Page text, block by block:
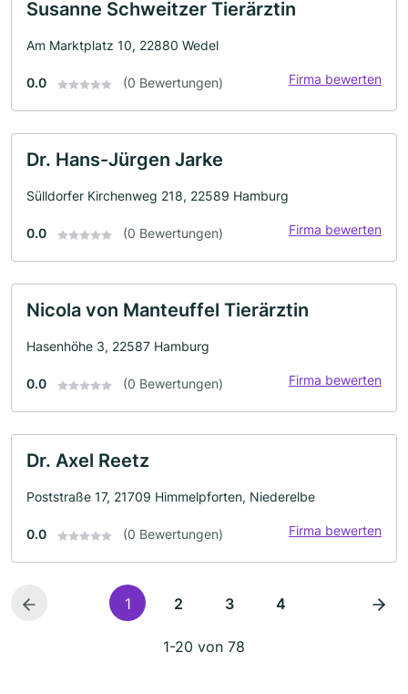
Susanne Schweitzer Tierärztin
Am Marktplatz 10, 22880 Wedel
0.0 (0 Bewertungen) Firma bewerten
Dr. Hans-Jürgen Jarke
Sülldorfer Kirchenweg 218, 22589 Hamburg
0.0 (0 Bewertungen) Firma bewerten
Nicola von Manteuffel Tierärztin
Hasenhöhe 3, 22587 Hamburg
0.0 (0 Bewertungen) Firma bewerten
Dr. Axel Reetz
Poststraße 17, 21709 Himmelpforten, Niederelbe
0.0 (0 Bewertungen) Firma bewerten
1 2 3 4
1-20 von 78